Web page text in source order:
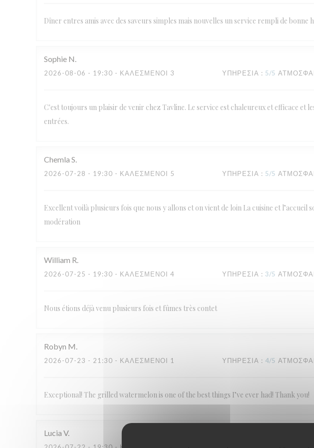
Dîner entres amis avec des saveurs simples mais nouvelles un service rempli de
Sophie N
2026-08-06 - 19:30 - ΚΑΛΕΣΜΈΝΟΙ 3 ΥΠΗΡΕΣΊΑ : 5/5
C'est toujours un plaisir de venir chez Tavline. Le service est chaleureux et efficace et
entrées.
Chemla S
2026-07-28 - 19:30 - ΚΑΛΕΣΜΈΝΟΙ 5 ΥΠΗΡΕΣΊΑ : 5/5
Excellent voilà plusieurs fois que nous y allons et on vient de loin La cuisine et l’accueil
modération
William R
2026-07-25 - 19:30 - ΚΑΛΕΣΜΈΝΟΙ 4 ΥΠΗΡΕΣΊΑ : 3/5
Nous étions déjà venu plusieurs fois et fûmes très contet
Robyn M
2026-07-23 - 21:30 - ΚΑΛΕΣΜΈΝΟΙ 1 ΥΠΗΡΕΣΊΑ : 4/5
Exceptional! The grilled watermelon is one of the best things I’ve ever had! Thank you!
Lucia V